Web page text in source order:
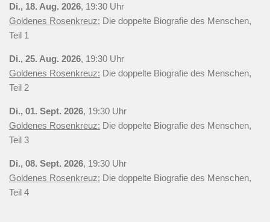
Di., 18. Aug. 2026, 19:30 Uhr
Goldenes Rosenkreuz: Die doppelte Biografie des Menschen,
Teil 1
Di., 25. Aug. 2026, 19:30 Uhr
Goldenes Rosenkreuz: Die doppelte Biografie des Menschen,
Teil 2
Di., 01. Sept. 2026, 19:30 Uhr
Goldenes Rosenkreuz: Die doppelte Biografie des Menschen,
Teil 3
Di., 08. Sept. 2026, 19:30 Uhr
Goldenes Rosenkreuz: Die doppelte Biografie des Menschen,
Teil 4